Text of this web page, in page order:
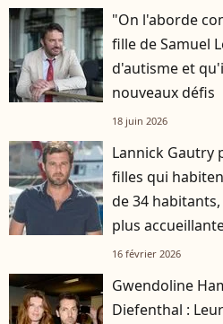
"On l'aborde
fille de Samuel
d'autisme et
nouveaux défis
18 juin 2026
Lannick Gautry
filles qui
de 34
plus
16 février 2026
Gwendoline
Diefenthal :